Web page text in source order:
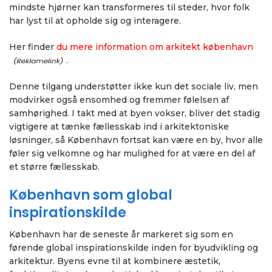
mindste hjørner kan transformeres til steder, hvor folk
har lyst til at opholde sig og interagere.
Her finder du mere information om arkitekt københavn
.
Denne tilgang understøtter ikke kun det sociale liv, men
modvirker også ensomhed og fremmer følelsen af
samhørighed. I takt med at byen vokser, bliver det stadig
vigtigere at tænke fællesskab ind i arkitektoniske
løsninger, så København fortsat kan være en by, hvor alle
føler sig velkomne og har mulighed for at være en del af
et større fællesskab.
København som global
inspirationskilde
København har de seneste år markeret sig som en
førende global inspirationskilde inden for byudvikling og
arkitektur. Byens evne til at kombinere æstetik,